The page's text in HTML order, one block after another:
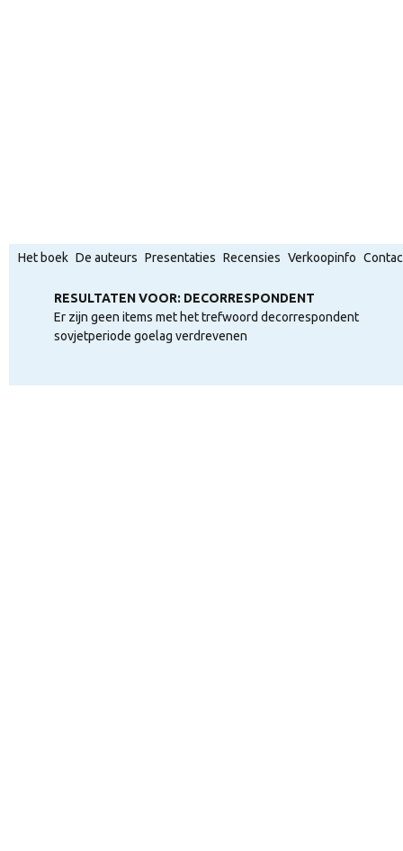
Het boek De auteurs Presentaties Recensies Verkoopinfo
RESULTATEN VOOR: DECORRESPONDENT
SOVJETPERIODE GOELAG VERDREVENEN
Er zijn geen items met het trefwoord decorrespondent
sovjetperiode goelag verdrevenen